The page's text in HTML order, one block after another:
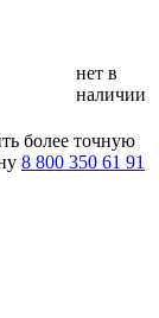
нет в
наличии
более точную
8 800 350 61 91